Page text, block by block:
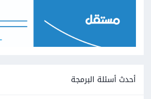
أحدث أسئلة البرمجة